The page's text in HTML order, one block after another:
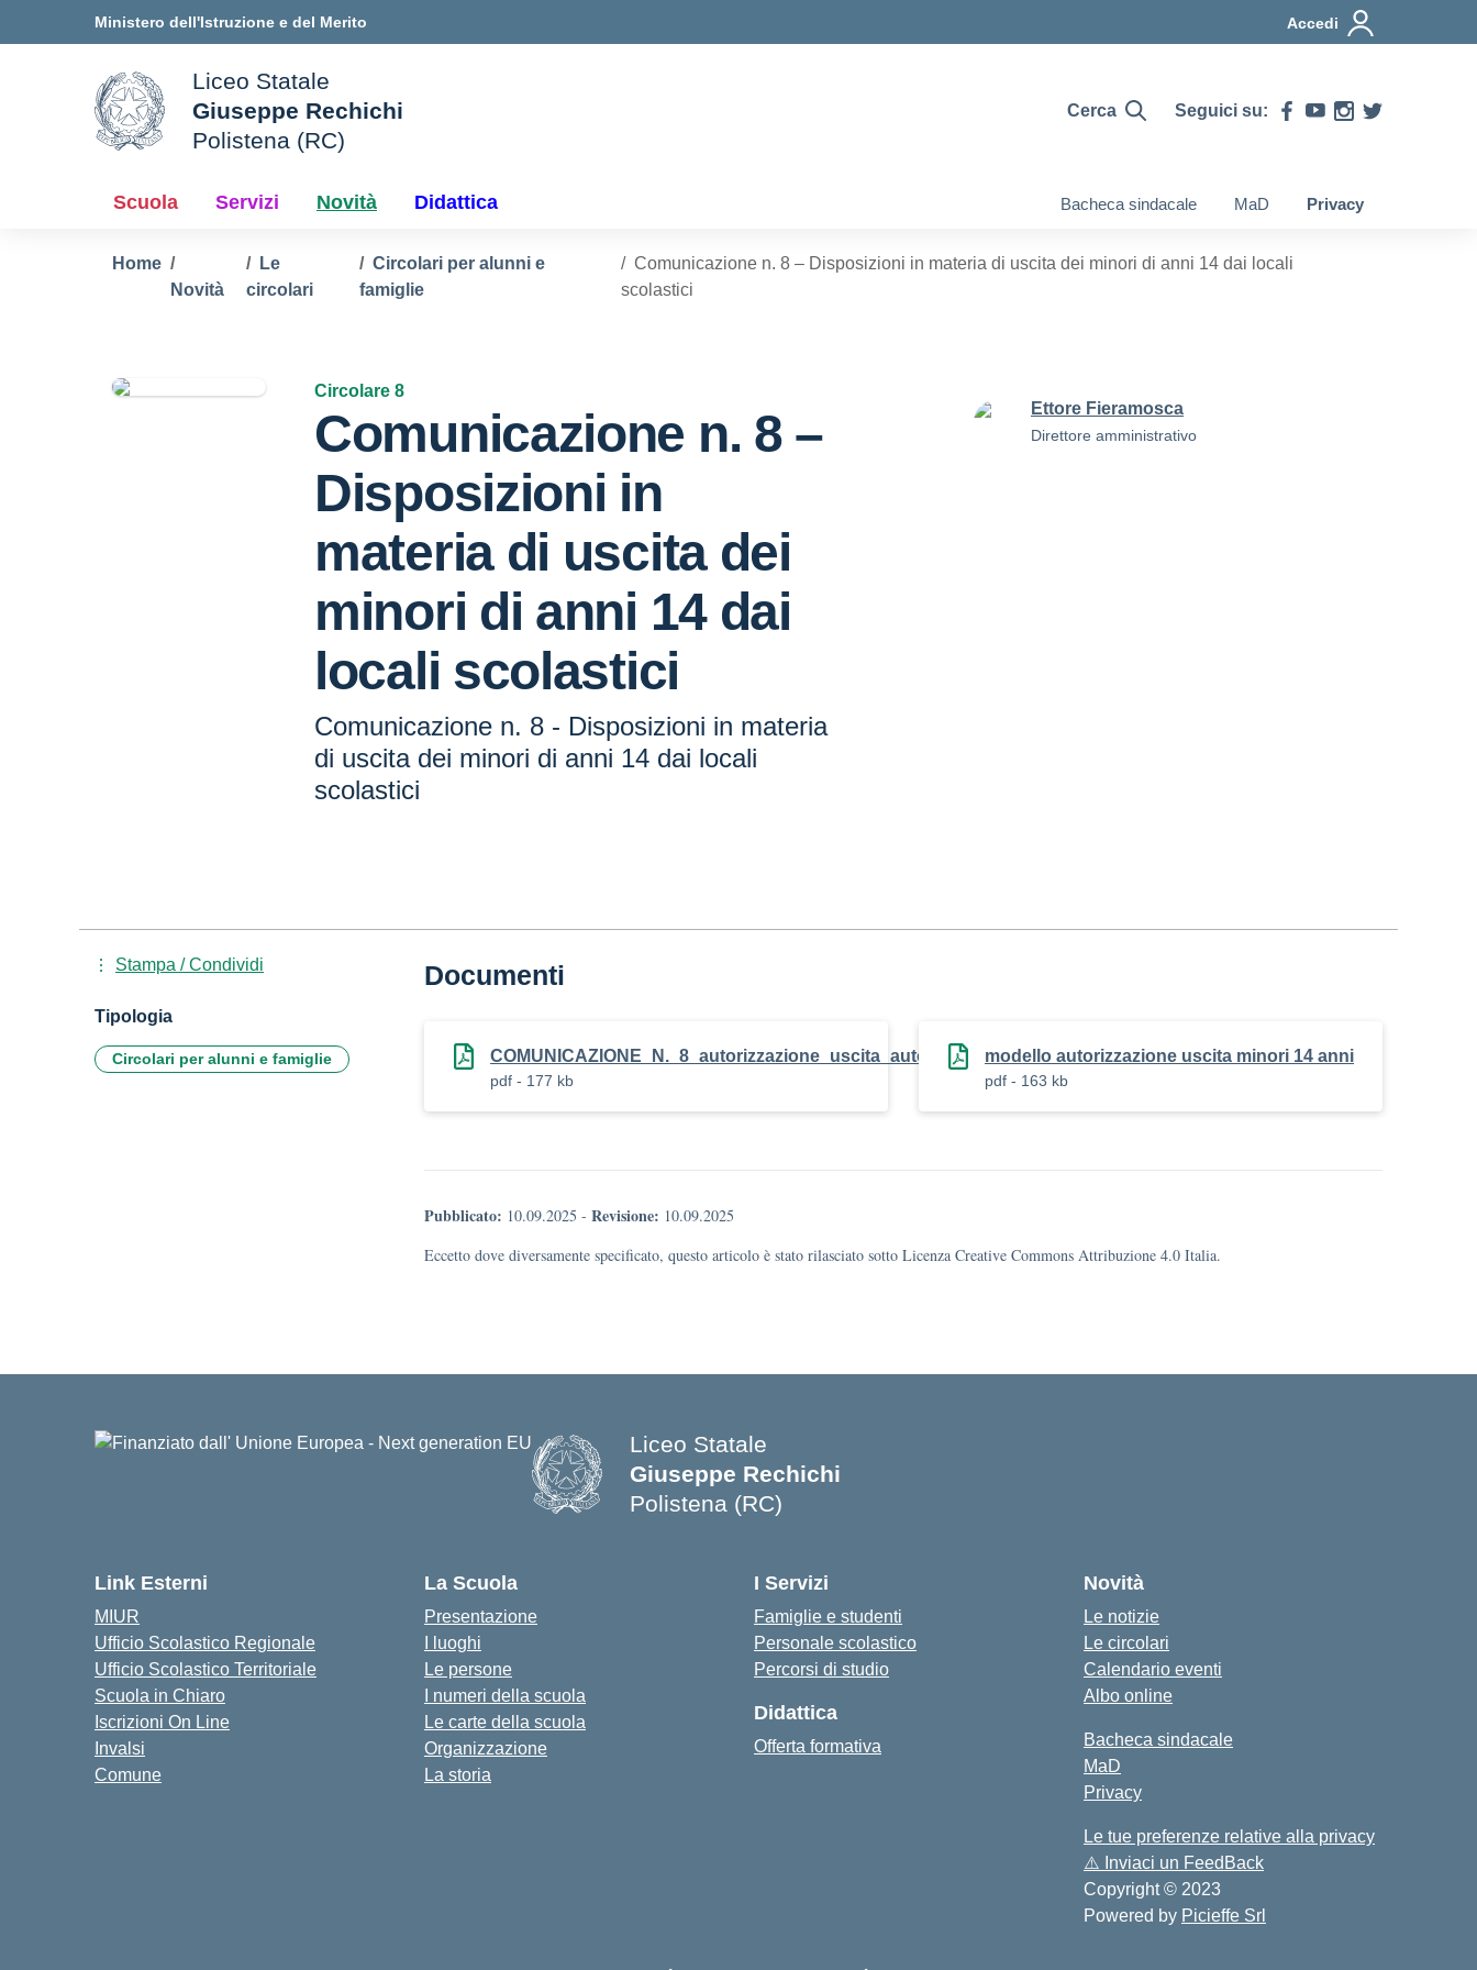
Ministero dell'Istruzione e del Merito Accedi
della scuola
Liceo Statale
Giuseppe Rechichi
Polistena (RC)
Cerca Seguici su:
Scuola Servizi Novità Didattica Bacheca sindacale MaD Privacy
Home
Novità
Le
circolari
Circolari per alunni e
famiglie
Comunicazione n. 8 – Disposizioni in materia di uscita dei minori di anni 14 dai locali
scolastici
Circolare 8
Comunicazione n. 8 –
Disposizioni in
materia di uscita dei
minori di anni 14 dai
locali scolastici
Comunicazione n. 8 - Disposizioni in materia
di uscita dei minori di anni 14 dai locali
scolastici
Ettore Fieramosca
Direttore amministrativo
Documenti
COMUNICAZIONE_N._8_autorizzazione_uscita_autonoma_minori_14_anni
pdf - 177 kb
modello autorizzazione uscita minori 14 anni
pdf - 163 kb
Pubblicato: 10.09.2025 - Revisione: 10.09.2025
Eccetto dove diversamente specificato, questo articolo è stato rilasciato sotto Licenza Creative Commons Attribuzione 4.0 Italia.
Stampa / Condividi
Tipologia
Circolari per alunni e famiglie
Liceo Statale
Giuseppe Rechichi
Polistena (RC)
Link Esterni
MIUR
Ufficio Scolastico Regionale
Ufficio Scolastico Territoriale
Scuola in Chiaro
Iscrizioni On Line
Invalsi
Comune
La Scuola
Presentazione
I luoghi
Le persone
I numeri della scuola
Le carte della scuola
Organizzazione
La storia
I Servizi
Famiglie e studenti
Personale scolastico
Percorsi di studio
Didattica
Offerta formativa
Novità
Le notizie
Le circolari
Calendario eventi
Albo online
Bacheca sindacale
MaD
Privacy
Le tue preferenze relative alla privacy
⚠️ Inviaci un FeedBack
Copyright © 2023
Powered by Picieffe Srl